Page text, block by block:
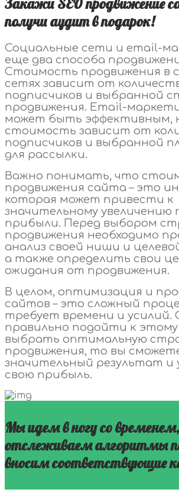
получи аудит в подарок!
Социальные сети и email-
еще два способа
Стоимость продвижения в
сетях зависит от
подписчиков и выбранной
продвижения. Email-
может быть эффективным,
стоимость зависит от
подписчиков и выбранной
для рассылки.
Важно понимать, что
продвижения сайта – это
которая может привести к
значительному увеличению
прибыли. Перед выбором
продвижения необходимо
анализ своей ниши и
а также определить свои
ожидания от продвижения.
В целом, оптимизация и
сайтов – это сложный
требует времени и усилий.
правильно подойти к этому
выбрать оптимальную
продвижения, то вы
значительный результат и
свою прибыль.
Мы идем в ногу со
отслеживаем алгоритмы
вносим соответствующие